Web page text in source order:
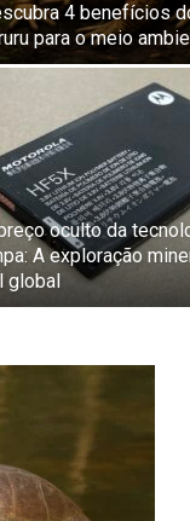
4 benefícios
para o meio
oculto da
A exploração
global